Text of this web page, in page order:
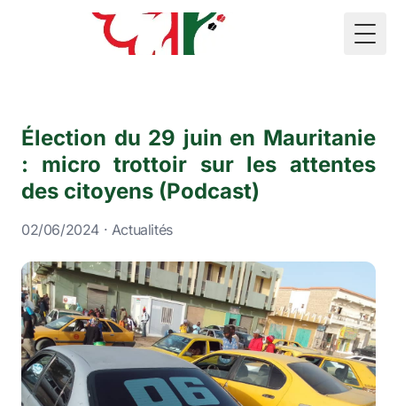
🇲🇷
Élection du 29 juin en Mauritanie
: micro trottoir sur les attentes
des citoyens (Podcast)
02/06/2024 · Actualités